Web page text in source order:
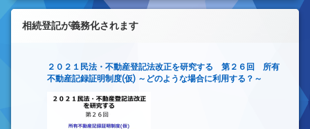
相続登記が義務化されます
２０２１民法・不動産登記法改正を研究する 第２６回 所有
不動産記録証明制度(仮) ～どのような場合に利用する？～